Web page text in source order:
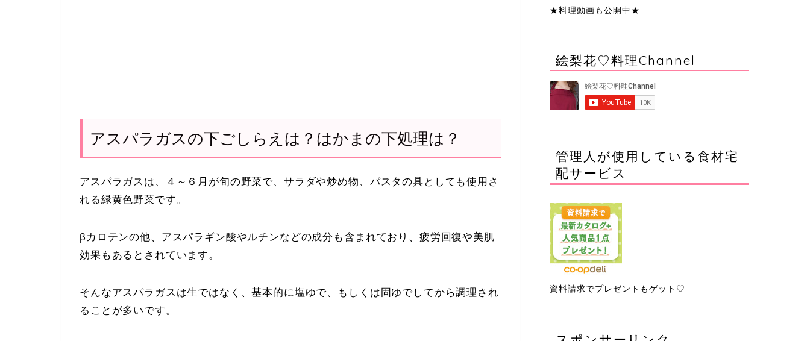
アスパラガスの下ごしらえは？はかまの下処理は？
アスパラガスは、４～６月が旬の野菜で、サラダや炒め物、パスタの具としても使用さ
れる緑黄色野菜です。
βカロテンの他、アスパラギン酸やルチンなどの成分も含まれており、疲労回復や美肌
効果もあるとされています。
そんなアスパラガスは生ではなく、基本的に塩ゆで、もしくは固ゆでしてから調理され
ることが多いです。
★料理動画も公開中★
絵梨花♡料理Channel
管理人が使用している食材宅
配サービス
資料請求でプレゼントもゲット♡